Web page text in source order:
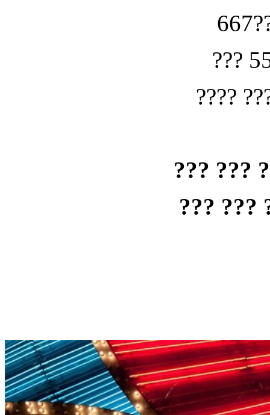
???
????
??? ???
??? ???